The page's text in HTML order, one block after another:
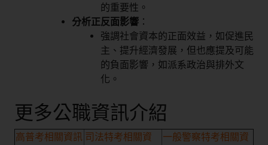
的重要性。
分析正反面影響 ：
強調社會資本的正面效益，如促進民
主、提升經濟發展，但也應提及可能
的負面影響，如派系政治與排外文
化。
更多公職資訊介紹
高普考相關資訊 司法特考相關資
一般警察特考相關資